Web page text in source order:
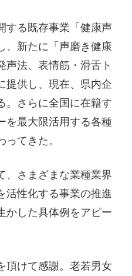
る既存事業「健康声
、新たに「声磨き健康
声法、表情筋・滑舌ト
提供し、現在、県内企
。さらに全国に在籍す
を最大限活用する各種
てきた。
さまざまな業種業界
活性化する事業の推進
かした具体例をアピー
けて感謝。老若男女